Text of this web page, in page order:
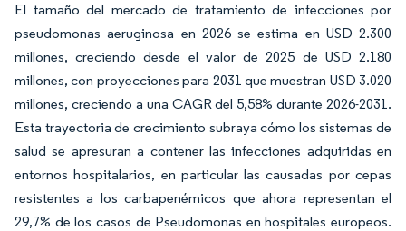
El tamaño del mercado de tratamiento de infecciones por
pseudomonas aeruginosa en 2026 se estima en USD 2.300
millones, creciendo desde el valor de 2025 de USD 2.180
millones, con proyecciones para 2031 que muestran USD 3.020
millones, creciendo a una CAGR del 5,58% durante 2026-2031.
Esta trayectoria de crecimiento subraya cómo los sistemas de
salud se apresuran a contener las infecciones adquiridas en
entornos hospitalarios, en particular las causadas por cepas
resistentes a los carbapenémicos que ahora representan el
29,7% de los casos de Pseudomonas en hospitales europeos.